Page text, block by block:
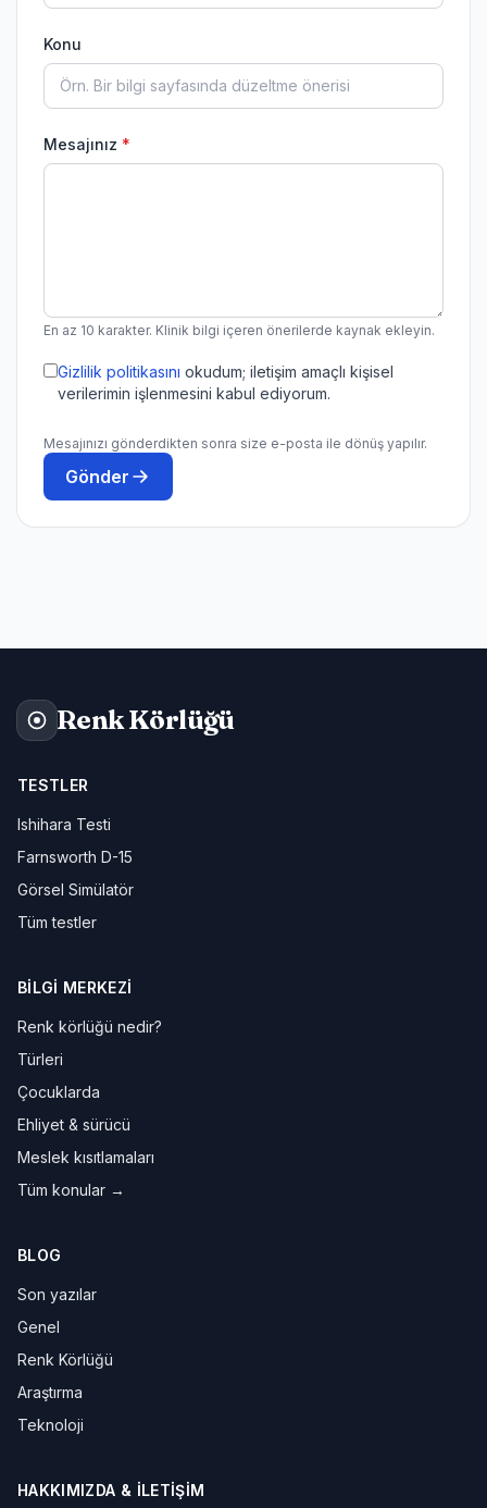
Konu
Mesajınız *
En az 10 karakter. Klinik bilgi içeren önerilerde kaynak ekleyin.
Gizlilik politikasını okudum; iletişim amaçlı kişisel
verilerimin işlenmesini kabul ediyorum.
Mesajınızı gönderdikten sonra size e-posta ile dönüş yapılır.
Gönder
Renk Körlüğü
TESTLER
Ishihara Testi
Farnsworth D-15
Görsel Simülatör
Tüm testler
BILGI MERKEZI
Renk körlüğü nedir?
Türleri
Çocuklarda
Ehliyet & sürücü
Meslek kısıtlamaları
Tüm konular →
BLOG
Son yazılar
Genel
Renk Körlüğü
Araştırma
Teknoloji
HAKKIMIZDA & İLETIŞIM